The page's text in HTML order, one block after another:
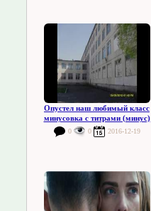
Опустел наш любимый класс
минусовка с титрами (минус)
0 0 2016-12-19